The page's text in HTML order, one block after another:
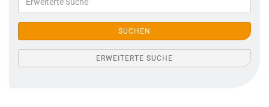
SUCHEN
ERWEITERTE SUCHE